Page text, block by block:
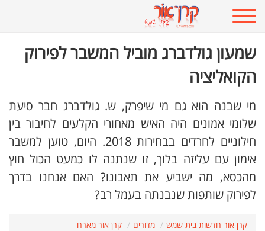
שמעון גולדברג מוביל המשבר לפירוק
הקואליציה
מי שבנה הוא גם מי שיפרק, ש. גולדברג חבר סיעת
שלומי אמונים היה האיש מאחורי הקלעים לחיבור בין
חילוניים לחרדים בבחירות 2018. היום, טוען למשבר
אימון עם עליזה בלוך, זו שנתנה לו כמעט הכול חוץ
מהכסא, מה ישביע את תאבונו? האם אנחנו בדרך
לפירוק שותפות שנבנתה בעמל רב?
קרן אור חדשות בית שמש מדורים קרן אור מארח